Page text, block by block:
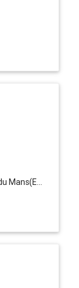
École Nationale Supérieure d'Ingénieurs du Mans(ENSIM)